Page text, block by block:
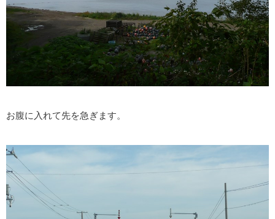
お腹に入れて先を急ぎます。